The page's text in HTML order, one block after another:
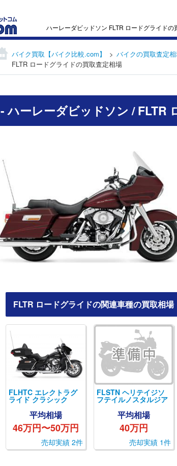
ハーレーダビッドソン FLTR ロードグライドの
バイク買取【バイク比較.com】 バイクの買取査定
FLTR ロードグライドの買取査定相場
- ハーレーダビッドソン / FLTR
FLTR ロードグライドの関連車種の買取相場
FLHTC エレクトラグ
ライド クラシック
平均相場
46万円〜50万円
売却実績 2件
FLSTN ヘリテイジソ
フテイルノスタルジア
平均相場
40万円
売却実績 1件